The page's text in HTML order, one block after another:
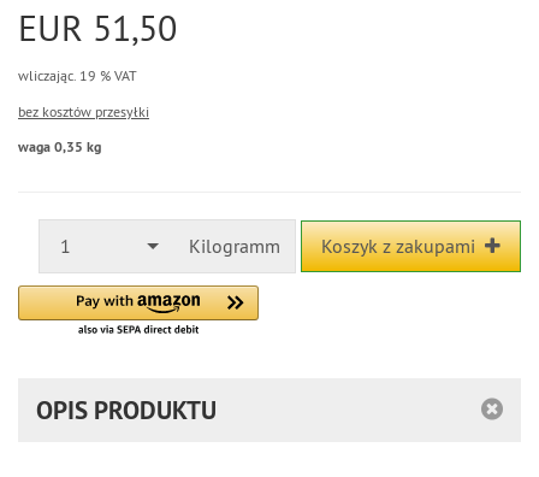
EUR 51,50
wliczając. 19 % VAT
bez kosztów przesyłki
waga 0,35 kg
1 Kilogramm Koszyk z zakupami
OPIS PRODUKTU